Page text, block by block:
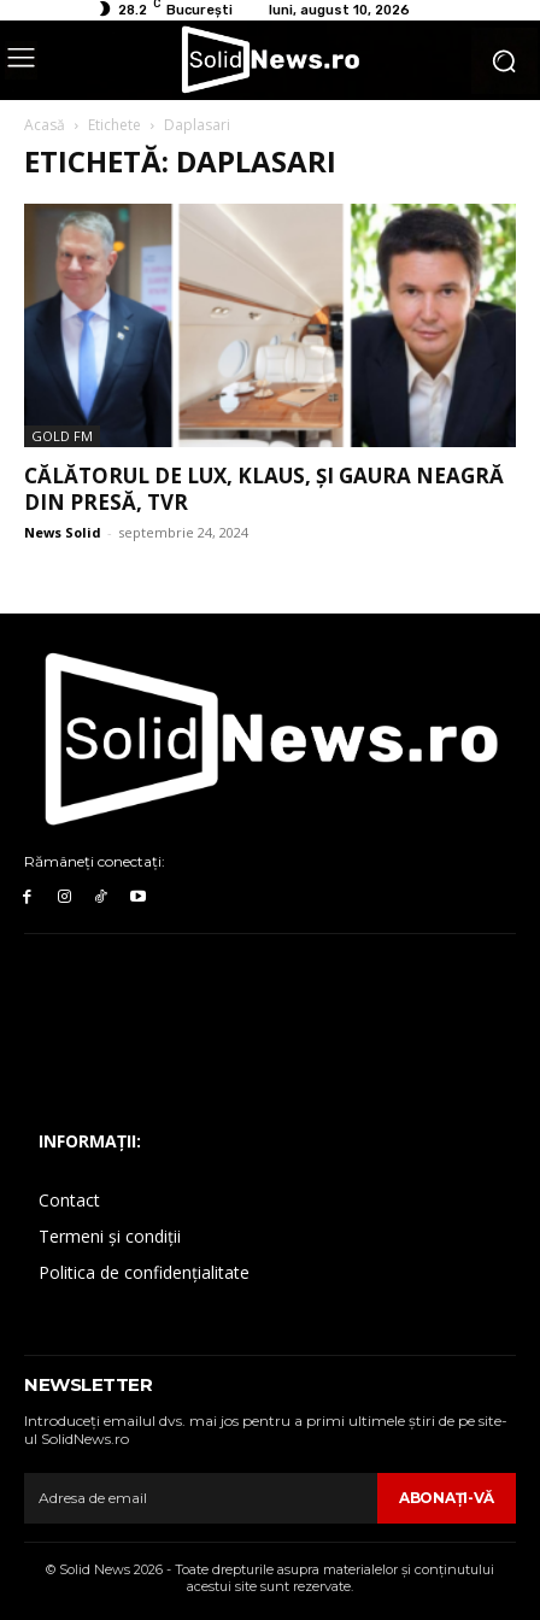
28.2 C București luni, august 10, 2026
Acasă Etichete Daplasari
ETICHETĂ: DAPLASARI
GOLD FM
CĂLĂTORUL DE LUX, KLAUS, ȘI GAURA NEAGRĂ
DIN PRESĂ, TVR
News Solid - septembrie 24, 2024
Rămâneți conectați:
INFORMAȚII:
Contact
Termeni și condiții
Politica de confidențialitate
NEWSLETTER
Introduceţi emailul dvs. mai jos pentru a primi ultimele ştiri de pe site-
ul SolidNews.ro
ABONAŢI-VĂ
© Solid News 2026 - Toate drepturile asupra materialelor şi conţinutului
acestui site sunt rezervate.